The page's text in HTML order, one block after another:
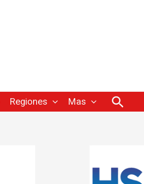
Regiones Mas Buscar